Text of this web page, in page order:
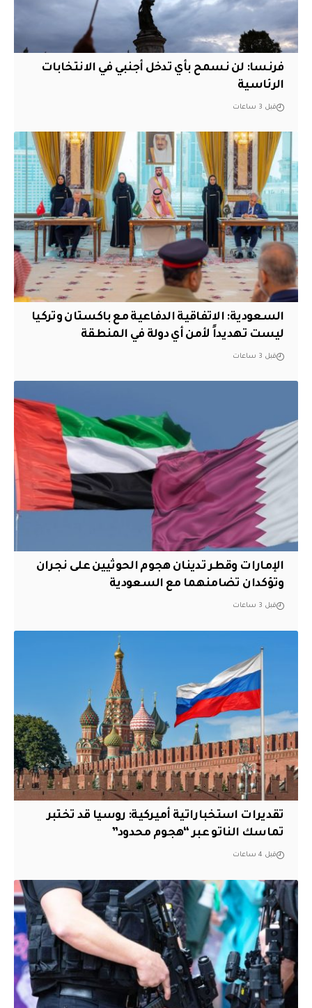
فرنسا: لن نسمح بأي تدخل أجنبي في الانتخابات
الرئاسية
قبل 3 ساعات
السعودية: الاتفاقية الدفاعية مع باكستان وتركيا
ليست تهديداً لأمن أي دولة في المنطقة
قبل 3 ساعات
الإمارات وقطر تدينان هجوم الحوثيين على نجران
وتؤكدان تضامنهما مع السعودية
قبل 3 ساعات
تقديرات استخباراتية أميركية: روسيا قد تختبر
تماسك الناتو عبر “هجوم محدود”
قبل 4 ساعات